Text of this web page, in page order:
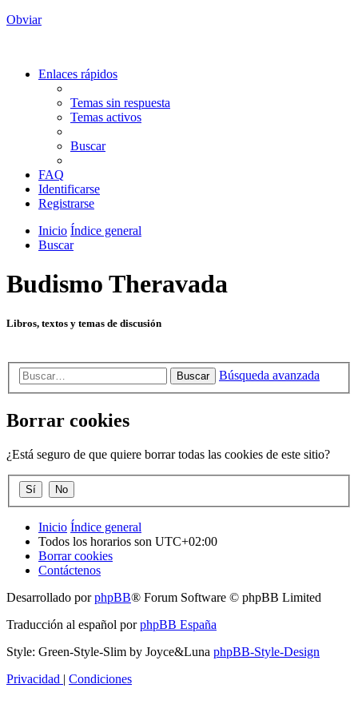
Obviar
Enlaces rápidos
Temas sin respuesta
Temas activos
Buscar
FAQ
Identificarse
Registrarse
Inicio Índice general
Buscar
Budismo Theravada
Libros, textos y temas de discusión
Buscar Búsqueda avanzada
Borrar cookies
¿Está seguro de que quiere borrar todas las cookies de este sitio?
Inicio Índice general
Todos los horarios son UTC+02:00
Borrar cookies
Contáctenos
Desarrollado porphpBB® Forum Software © phpBB Limited
Traducción al español porphpBB España
Style: Green-Style-Slim by Joyce&Luna phpBB-Style-Design
Privacidad | Condiciones